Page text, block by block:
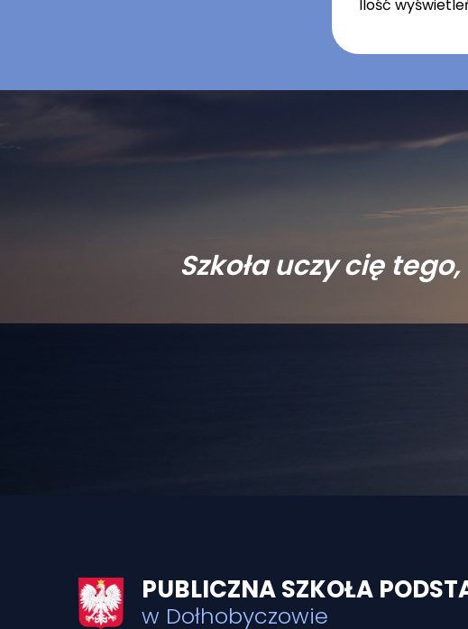
Ilość
Szkoła uczy cię
PUBLICZNA SZKOŁA
w Dołhobyczowie